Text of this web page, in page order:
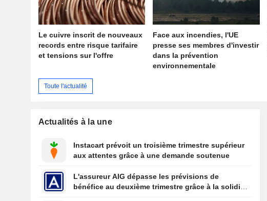
Le cuivre inscrit de nouveaux
records entre risque tarifaire
et tensions sur l'offre
Face aux incendies, l'UE
presse ses membres d'investir
dans la prévention
environnementale
Toute l'actualité
Actualités à la une
Instacart prévoit un troisième trimestre supérieur
aux attentes grâce à une demande soutenue
L'assureur AIG dépasse les prévisions de
bénéfice au deuxième trimestre grâce à la solidité